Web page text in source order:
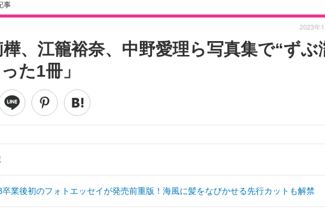
事
、江籠裕奈、中野愛理ら写真集で“ずぶ
た1冊」
2023年
業後初のフォトエッセイが発売前重版！海風に髪をなびかせる先行カットも解禁